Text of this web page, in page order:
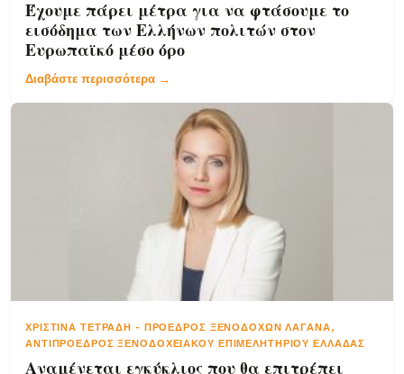
Έχουμε πάρει μέτρα για να φτάσουμε το
εισόδημα των Ελλήνων πολιτών στον
Ευρωπαϊκό μέσο όρο
Διαβάστε περισσότερα →
ΧΡΙΣΤΊΝΑ ΤΕΤΡΆΔΗ - ΠΡΌΕΔΡΟΣ ΞΕΝΟΔΌΧΩΝ ΛΑΓΑΝΆ,
ΑΝΤΙΠΡΌΕΔΡΟΣ ΞΕΝΟΔΟΧΕΙΑΚΟΎ ΕΠΙΜΕΛΗΤΗΡΊΟΥ ΕΛΛΆΔΑΣ
Αναμένεται εγκύκλιος που θα επιτρέπει